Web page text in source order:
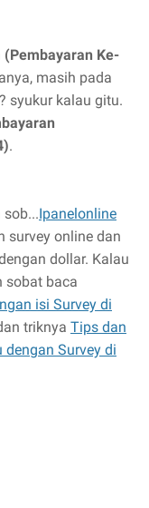
Ke-
masih pada
syukur kalau gitu.
.
Ipanelonline
survey online dan
dollar. Kalau
sobat baca
isi Survey di
triknya Tips dan
Survey di